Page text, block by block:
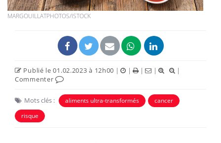
MARGOUILLATPHOTOS/ISTOCK
Publié le 01.02.2023 à 12h00 | | | |
|
Commenter
Mots clés : aliments ultra-transformés
cancer
risque